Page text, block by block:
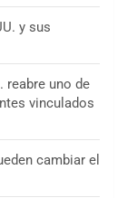
y sus
reabre uno de
vinculados
cambiar el